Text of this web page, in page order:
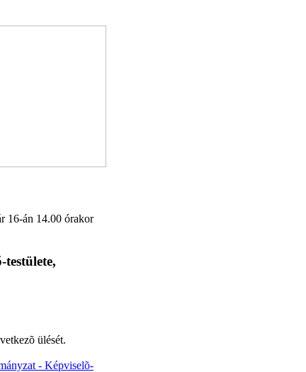
16-án 14.00 órakor
ülését.
- Képviselõ-